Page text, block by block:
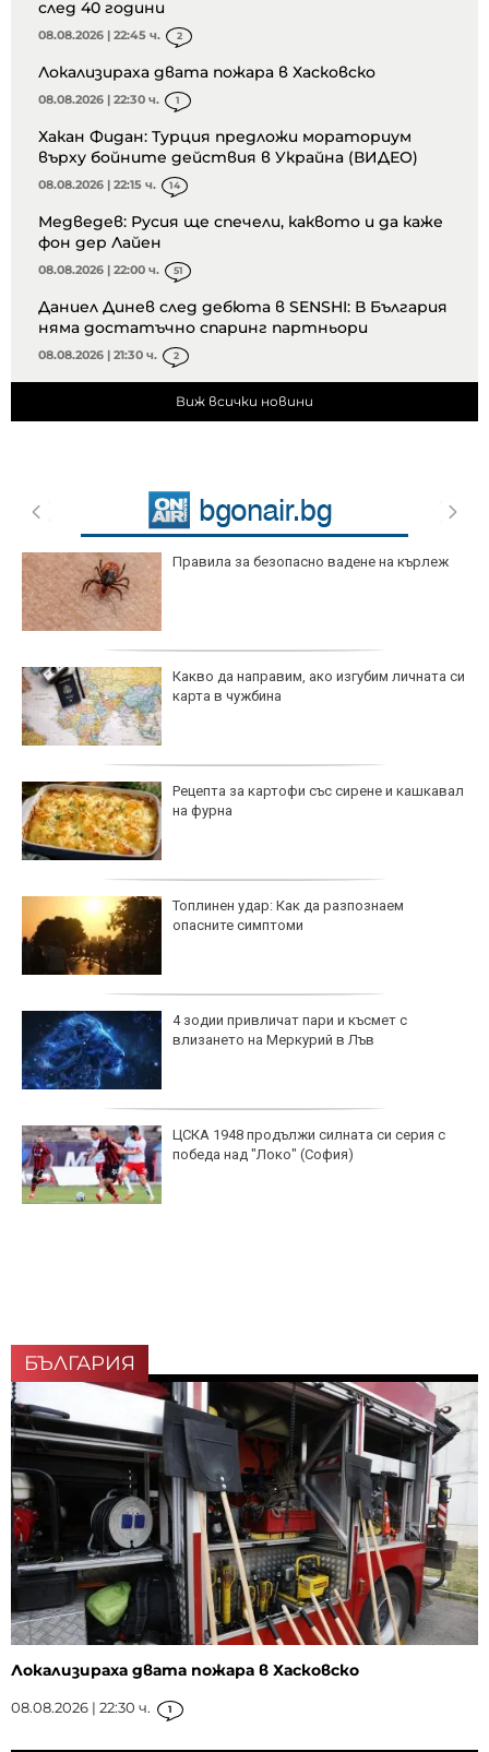
след 40 години
08.08.2026 | 22:45 ч. 2
Локализираха двата пожара в Хасковско
08.08.2026 | 22:30 ч. 1
Хакан Фидан: Турция предложи мораториум
върху бойните действия в Украйна (ВИДЕО)
08.08.2026 | 22:15 ч. 14
Медведев: Русия ще спечели, каквото и да каже
фон дер Лайен
08.08.2026 | 22:00 ч. 51
Даниел Динев след дебюта в SENSHI: В България
няма достатъчно спаринг партньори
08.08.2026 | 21:30 ч. 2
Виж всички новини
Правила за безопасно вадене на кърлеж
Какво да направим, ако изгубим личната си
карта в чужбина
Рецепта за картофи със сирене и кашкавал
на фурна
Топлинен удар: Как да разпознаем
опасните симптоми
4 зодии привличат пари и късмет с
влизането на Меркурий в Лъв
ЦСКА 1948 продължи силната си серия с
победа над "Локо" (София)
БЪЛГАРИЯ
Локализираха двата пожара в Хасковско
08.08.2026 | 22:30 ч. 1